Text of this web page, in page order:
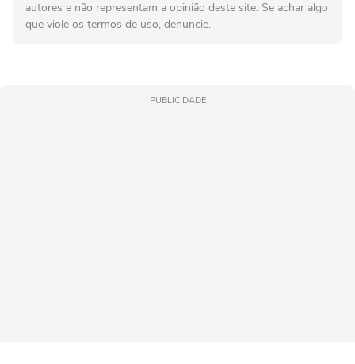
autores e não representam a opinião deste site. Se achar algo
que viole os termos de uso, denuncie.
PUBLICIDADE